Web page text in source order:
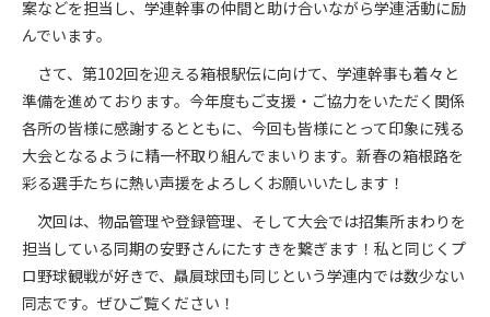
案などを担当し、学連幹事の仲間と助け合いながら学連活動に励
んでいます。
さて、第102回を迎える箱根駅伝に向けて、学連幹事も着々と
準備を進めております。今年度もご支援・ご協力をいただく関係
各所の皆様に感謝するとともに、今回も皆様にとって印象に残る
大会となるように精一杯取り組んでまいります。新春の箱根路を
彩る選手たちに熱い声援をよろしくお願いいたします！
次回は、物品管理や登録管理、そして大会では招集所まわりを
担当している同期の安野さんにたすきを繋ぎます！私と同じくプ
ロ野球観戦が好きで、贔屓球団も同じという学連内では数少ない
同志です。ぜひご覧ください！